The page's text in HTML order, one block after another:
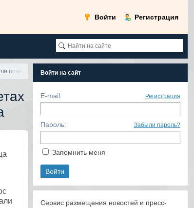
Войти Регистрация
подарочные наборы с на
Войти на сайт
E-mail: Регистрация
Пароль: Забыли пароль?
Запомнить меня
Сервис размещения новостей и пресс-